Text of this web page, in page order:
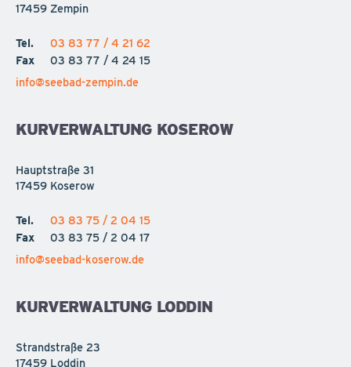
17459 Zempin
Tel.
03 83 77 / 4 21 62
Fax
03 83 77 / 4 24 15
info@seebad-zempin.de
KURVERWALTUNG KOSEROW
Hauptstraße 31
17459 Koserow
Tel.
03 83 75 / 2 04 15
Fax
03 83 75 / 2 04 17
info@seebad-koserow.de
KURVERWALTUNG LODDIN
Strandstraße 23
17459 Loddin